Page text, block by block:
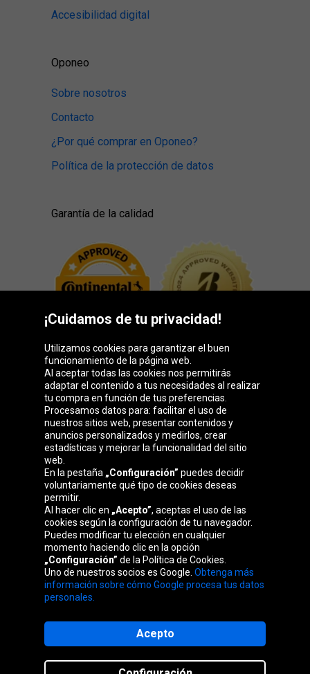
Accesibilidad digital
Oponeo
Sobre nosotros
Contacto
¿Por qué comprar en Oponeo?
Política de la protección de datos
Garantía de la calidad
Grupo Oponeo
Belgique
republika
France Italia Magyarország Nederland
Österreich Polska
Slovenská
republika
United
Kingdom
Mapa del sitio web
¡Cuidamos de tu privacidad!
Utilizamos cookies para garantizar el buen
funcionamiento de la página web.
Al aceptar todas las cookies nos permitirás
adaptar el contenido a tus necesidades al realizar
tu compra en función de tus preferencias.
Procesamos datos para: facilitar el uso de
nuestros sitios web, presentar contenidos y
anuncios personalizados y medirlos, crear
estadísticas y mejorar la funcionalidad del sitio
web.
En la pestaña „Configuración” puedes decidir
voluntariamente qué tipo de cookies deseas
permitir.
Al hacer clic en „Acepto”, aceptas el uso de las
cookies según la configuración de tu navegador.
Puedes modificar tu elección en cualquier
momento haciendo clic en la opción
„Configuración” de la Política de Cookies.
Uno de nuestros socios es Google. Obtenga más
información sobre cómo Google procesa tus datos
personales.
Acepto